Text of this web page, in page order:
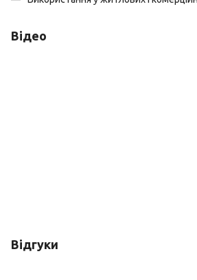
Відео
Відгуки